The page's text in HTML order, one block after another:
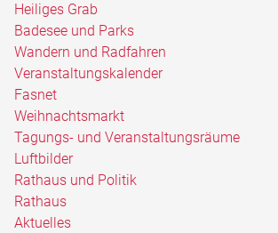
Heiliges Grab
Badesee und Parks
Wandern und Radfahren
Veranstaltungskalender
Fasnet
Weihnachtsmarkt
Tagungs- und Veranstaltungsräume
Luftbilder
Rathaus und Politik
Rathaus
Aktuelles